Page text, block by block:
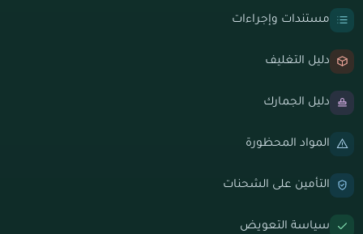
مستندات وإجراءات
دليل التغليف
دليل الجمارك
المواد المحظورة
التأمين على الشحنات
سياسة التعويض